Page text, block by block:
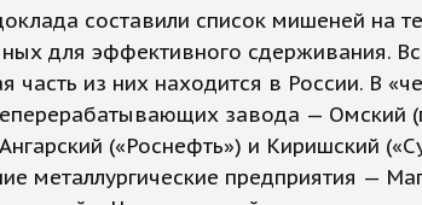
составили список мишеней на
для эффективного сдерживания.
часть из них находится в России. В
завода — Омский
(«Роснефть») и Киришский
металлургические предприятия —